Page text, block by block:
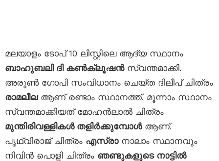
മലയാളം ടോപ് 10 ലിസ്റ്റിലെ ആദ്യ സ്ഥാനം
ബാഹുബലി ദി കൺക്ലൂഷൻസ്വന്തമാക്കി.
അരുൺ ഗോപി സംവിധാനം ചെയ്ത ദിലീപ് ചിത്രം
രാമലീലആണ് രണ്ടാം സ്ഥാനത്ത്. മൂന്നാം സ്ഥാനം
സ്വന്തമാക്കിയത് മോഹൻലാൽ ചിത്രം
മുന്തിരിവള്ളികൾ തളിർക്കുമ്പോൾആണ്.
പൃഥ്വിരാജ് ചിത്രം എസ്രാനാലാം സ്ഥാനവും
നിവിൻ പൊളി ചിത്രം ഞണ്ടുകളുടെ നാട്ടിൽ